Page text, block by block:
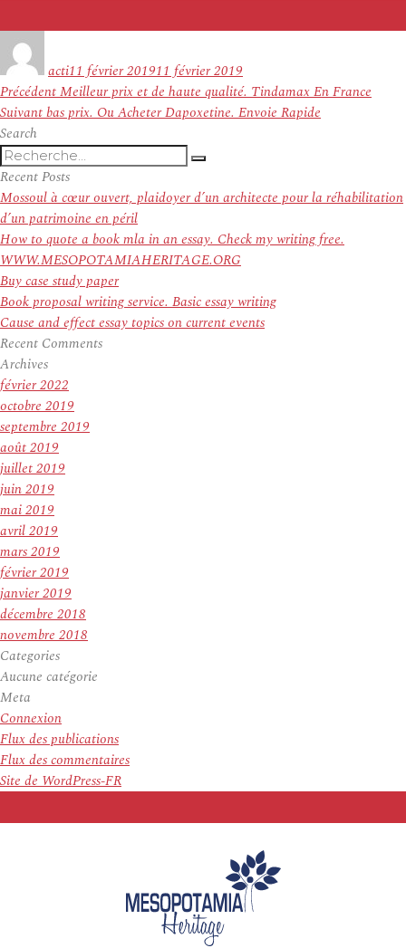
actile
11 février 201911 février 2019
Navigation
de
l’article
PrécédentArticle
précédent :
Meilleur prix et de haute qualité. Tindamax En France
SuivantArticle
bas prix. Ou Acheter Dapoxetine. Envoie Rapide
Search
Recherche
pour
:
Recherche
Recent Posts
Mossoul à cœur ouvert, plaidoyer d’un architecte pour la réhabilitation
d’un patrimoine en péril
How to quote a book mla in an essay. Check my writing free.
WWW.MESOPOTAMIAHERITAGE.ORG
Buy case study paper
Book proposal writing service. Basic essay writing
Cause and effect essay topics on current events
Recent Comments
Archives
février 2022
octobre 2019
septembre 2019
août 2019
juillet 2019
juin 2019
mai 2019
avril 2019
mars 2019
février 2019
janvier 2019
décembre 2018
novembre 2018
Categories
Aucune catégorie
Meta
Connexion
Flux des publications
Flux des commentaires
Site de WordPress-FR